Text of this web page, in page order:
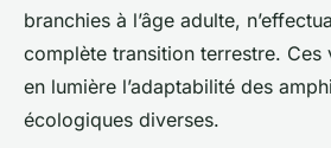
branchies à l’âge adulte,
complète transition terrestre. Ces
en lumière l’adaptabilité des
écologiques diverses.